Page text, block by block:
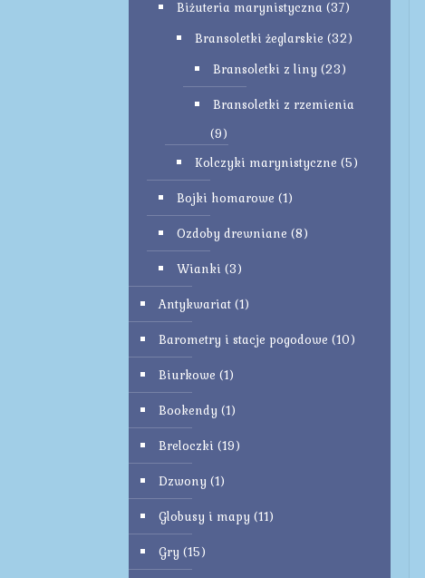
Biżuteria marynistyczna (37)
Bransoletki żeglarskie (32)
Bransoletki z liny (23)
Bransoletki z rzemienia
(9)
Kolczyki marynistyczne (5)
Bojki homarowe (1)
Ozdoby drewniane (8)
Wianki (3)
Antykwariat (1)
Barometry i stacje pogodowe (10)
Biurkowe (1)
Bookendy (1)
Breloczki (19)
Dzwony (1)
Globusy i mapy (11)
Gry (15)